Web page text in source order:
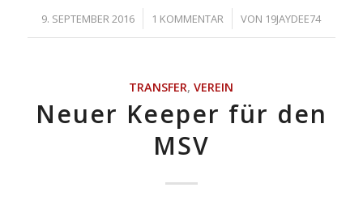
9. SEPTEMBER 2016
/ 1 KOMMENTAR
/ VON 19JAYDEE74
TRANSFER,VEREIN
Neuer Keeper für den
MSV